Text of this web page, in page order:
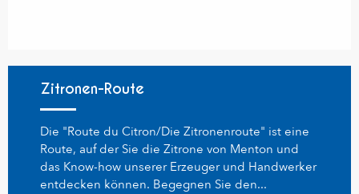
Zitronen-Route
Die "Route du Citron/Die Zitronenroute" ist eine
Route, auf der Sie die Zitrone von Menton und
das Know-how unserer Erzeuger und Handwerker
entdecken können. Begegnen Sie den...